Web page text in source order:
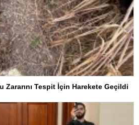
Zararını Tespit İçin Harekete Geçildi